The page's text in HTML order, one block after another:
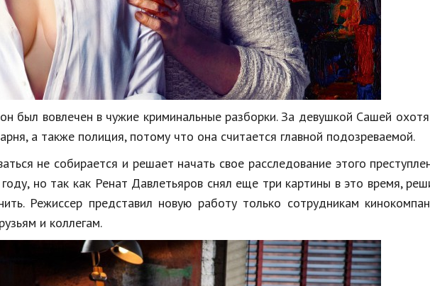
был вовлечен в чужие криминальные разборки. За девушкой Сашей
а также полиция, потому что она считается главной подозреваемой.
не собирается и решает начать свое расследование этого
но так как Ренат Давлетьяров снял еще три картины в это время,
Режиссер представил новую работу только сотрудникам
и коллегам.